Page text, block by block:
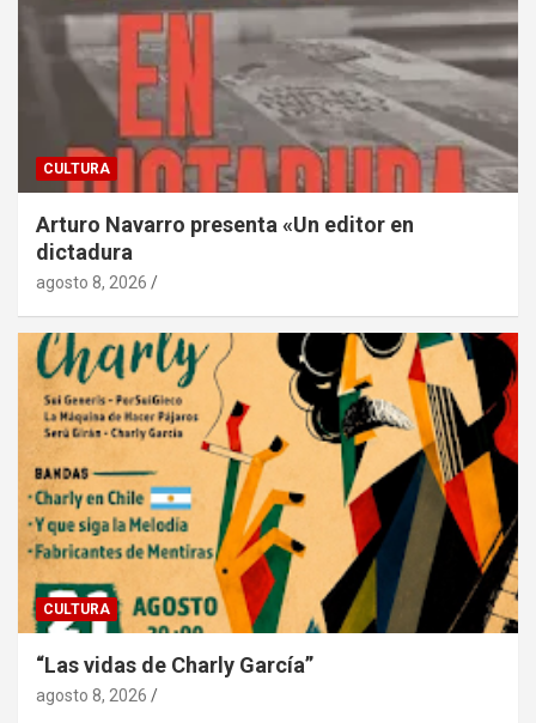
CULTURA
Arturo Navarro presenta «Un editor en
dictadura
agosto 8, 2026
CULTURA
“Las vidas de Charly García”
agosto 8, 2026